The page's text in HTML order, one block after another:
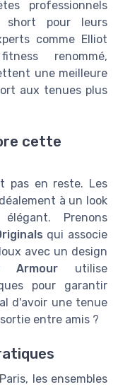
professionnels
short pour leurs
comme Elliot
renommé,
une meilleure
aux tenues plus
cette
pas en reste. Les
à un look
Prenons
qui associe
avec un design
Armour utilise
pour garantir
d'avoir une tenue
entre amis ?
les ensembles